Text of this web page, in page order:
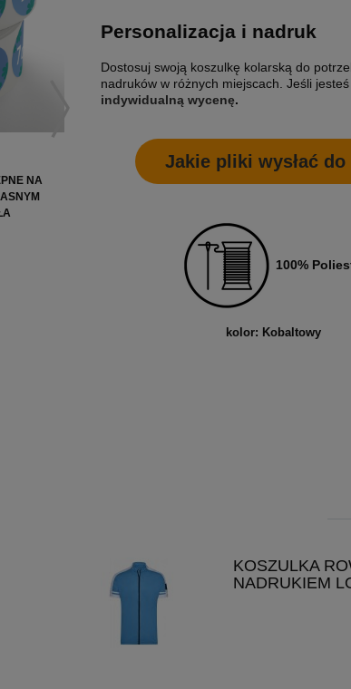
NA
10 000X ETYKIETY SAMOPRZYLEPNE NA
1 850,00 zł
1 850,00 zł
Personalizacja i nadruk
Dostosuj swoją koszulkę kolarską do
nadruków w różnych miejscach. Jeśli
indywidualną wycenę.
Jakie pliki wysłać do
100%
kolor: Kobaltowy
KOSZULKA
NADRUKIEM